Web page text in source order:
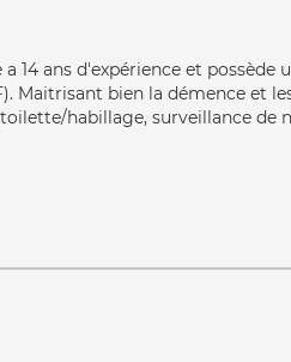
14 ans d'expérience et possède
Maitrisant bien la démence et
habillage, surveillance de